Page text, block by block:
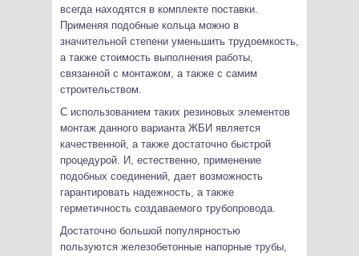
всегда находятся в комплекте поставки.
Применяя подобные кольца можно в
значительной степени уменьшить трудоемкость,
а также стоимость выполнения работы,
связанной с монтажом, а также с самим
строительством.
С использованием таких резиновых элементов
монтаж данного варианта ЖБИ является
качественной, а также достаточно быстрой
процедурой. И, естественно, применение
подобных соединений, дает возможность
гарантировать надежность, а также
герметичность создаваемого трубопровода.
Достаточно большой популярностью
пользуются железобетонные напорные трубы,